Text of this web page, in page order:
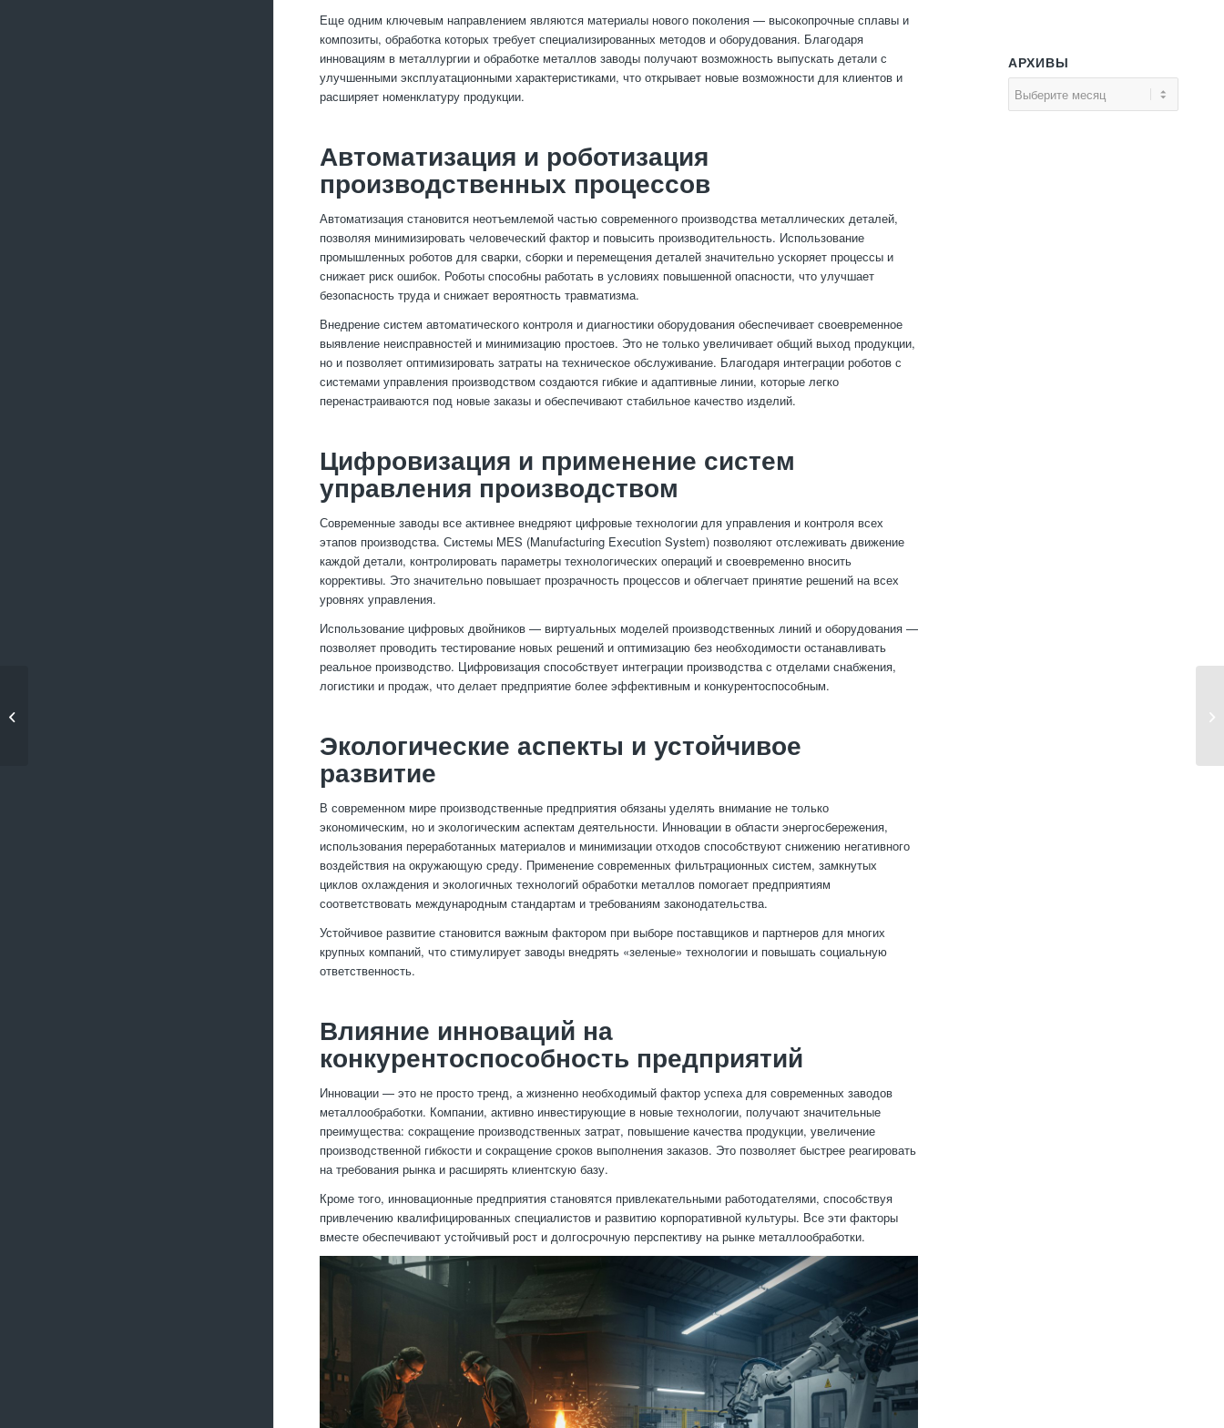
Еще одним ключевым направлением являются материалы нового поколения — высокопрочные сплавы и
композиты, обработка которых требует специализированных методов и оборудования. Благодаря
инновациям в металлургии и обработке металлов заводы получают возможность выпускать детали с
улучшенными эксплуатационными характеристиками, что открывает новые возможности для клиентов и
расширяет номенклатуру продукции.
Автоматизация и роботизация
производственных процессов
Автоматизация становится неотъемлемой частью современного производства металлических деталей,
позволяя минимизировать человеческий фактор и повысить производительность. Использование
промышленных роботов для сварки, сборки и перемещения деталей значительно ускоряет процессы и
снижает риск ошибок. Роботы способны работать в условиях повышенной опасности, что улучшает
безопасность труда и снижает вероятность травматизма.
Внедрение систем автоматического контроля и диагностики оборудования обеспечивает своевременное
выявление неисправностей и минимизацию простоев. Это не только увеличивает общий выход продукции,
но и позволяет оптимизировать затраты на техническое обслуживание. Благодаря интеграции роботов с
системами управления производством создаются гибкие и адаптивные линии, которые легко
перенастраиваются под новые заказы и обеспечивают стабильное качество изделий.
Цифровизация и применение систем
управления производством
Современные заводы все активнее внедряют цифровые технологии для управления и контроля всех
этапов производства. Системы MES (Manufacturing Execution System) позволяют отслеживать движение
каждой детали, контролировать параметры технологических операций и своевременно вносить
коррективы. Это значительно повышает прозрачность процессов и облегчает принятие решений на всех
уровнях управления.
Использование цифровых двойников — виртуальных моделей производственных линий и оборудования —
позволяет проводить тестирование новых решений и оптимизацию без необходимости останавливать
реальное производство. Цифровизация способствует интеграции производства с отделами снабжения,
логистики и продаж, что делает предприятие более эффективным и конкурентоспособным.
Экологические аспекты и устойчивое
развитие
В современном мире производственные предприятия обязаны уделять внимание не только
экономическим, но и экологическим аспектам деятельности. Инновации в области энергосбережения,
использования переработанных материалов и минимизации отходов способствуют снижению негативного
воздействия на окружающую среду. Применение современных фильтрационных систем, замкнутых
циклов охлаждения и экологичных технологий обработки металлов помогает предприятиям
соответствовать международным стандартам и требованиям законодательства.
Устойчивое развитие становится важным фактором при выборе поставщиков и партнеров для многих
крупных компаний, что стимулирует заводы внедрять «зеленые» технологии и повышать социальную
ответственность.
Влияние инноваций на
конкурентоспособность предприятий
Инновации — это не просто тренд, а жизненно необходимый фактор успеха для современных заводов
металлообработки. Компании, активно инвестирующие в новые технологии, получают значительные
преимущества: сокращение производственных затрат, повышение качества продукции, увеличение
производственной гибкости и сокращение сроков выполнения заказов. Это позволяет быстрее реагировать
на требования рынка и расширять клиентскую базу.
Кроме того, инновационные предприятия становятся привлекательными работодателями, способствуя
привлечению квалифицированных специалистов и развитию корпоративной культуры. Все эти факторы
вместе обеспечивают устойчивый рост и долгосрочную перспективу на рынке металлообработки.
АРХИВЫ